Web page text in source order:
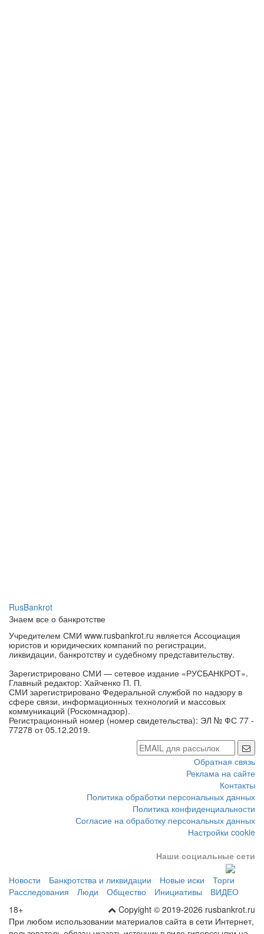
Учредителем СМИ www.rusbankrot.ru является Ассоциация
юристов и юридических компаний по регистрации,
ликвидации, банкротству и судебному представительству.
Зарегистрировано СМИ — сетевое издание «РУСБАНКРОТ».
Главный редактор: Хайченко П. П.
СМИ зарегистрировано Федеральной службой по надзору в
сфере связи, информационных технологий и массовых
коммуникаций (Роскомнадзор).
Регистрационный номер (номер свидетельства): ЭЛ № ФС 77 -
77278 от 05.12.2019.
Обратная связь
Реклама на сайте
Контакты
Политика обработки персональных данных
Политика конфиденциальности
Согласие на обработку персональных данных
Настройки cookie
Наши социальные сети
Новые иски
Торги
ВИДЕО
Copyight © 2019-2026 rusbankrot.ru
18+
При любом использовании материалов сайта в сети Интернет,
пользователь обязан указать источник в виде гиперссылки на
сайт rusbankrot.ru.